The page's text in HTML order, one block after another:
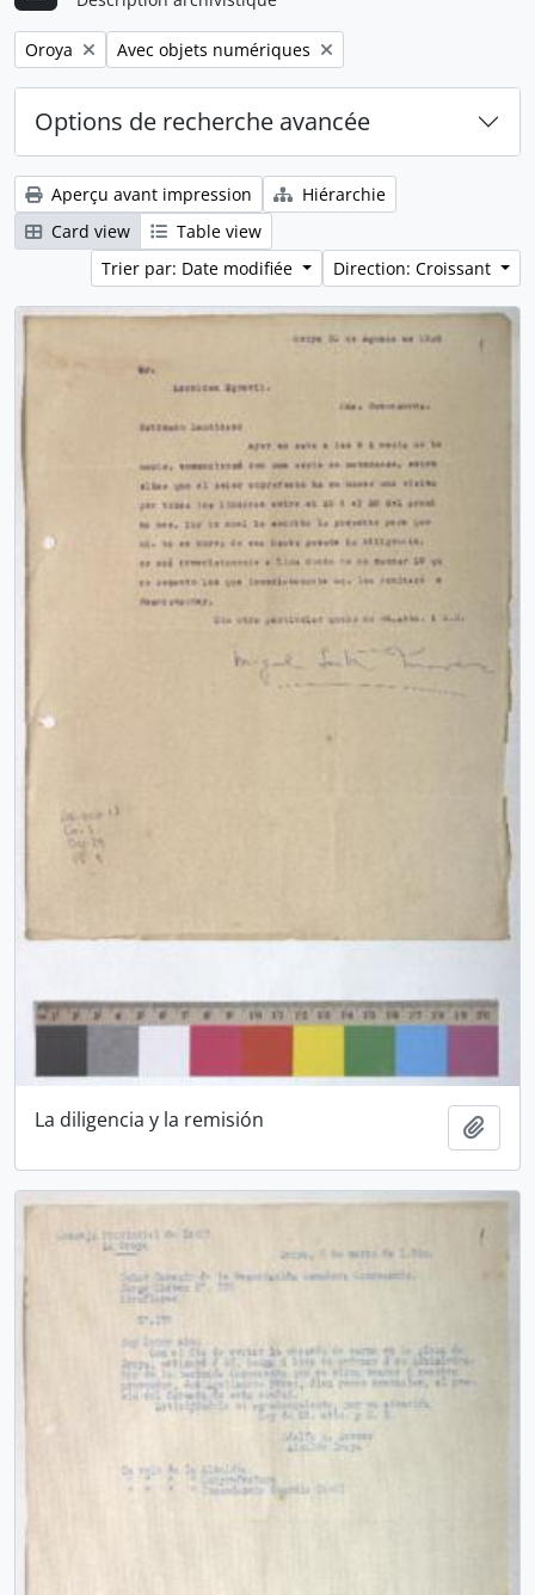
Remove filter:
Oroya Remove filter:
Avec objets numériques
Options de recherche avancée
Aperçu avant impression
Hiérarchie
Card view
Table view
Trier par: Date modifiée
Direction: Croissant
La diligencia y la remisión